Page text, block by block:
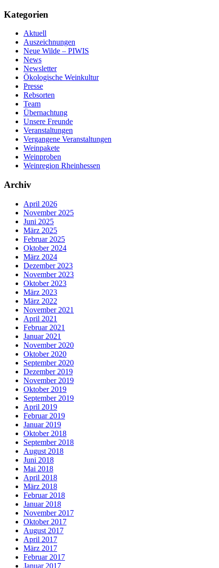
Kategorien
Aktuell
Auszeichnungen
Neue Wilde – PIWIS
News
Newsletter
Ökologische Weinkultur
Presse
Rebsorten
Team
Übernachtung
Unsere Freunde
Veranstaltungen
Vergangene Veranstaltungen
Weinpakete
Weinproben
Weinregion Rheinhessen
Archiv
April 2026
November 2025
Juni 2025
März 2025
Februar 2025
Oktober 2024
März 2024
Dezember 2023
November 2023
Oktober 2023
März 2023
März 2022
November 2021
April 2021
Februar 2021
Januar 2021
November 2020
Oktober 2020
September 2020
Dezember 2019
November 2019
Oktober 2019
September 2019
April 2019
Februar 2019
Januar 2019
Oktober 2018
September 2018
August 2018
Juni 2018
Mai 2018
April 2018
März 2018
Februar 2018
Januar 2018
November 2017
Oktober 2017
August 2017
April 2017
März 2017
Februar 2017
Januar 2017